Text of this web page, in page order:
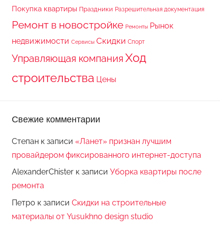
Покупка квартиры Праздники Разрешительная документация
Ремонт в новостройке Ремонты Рынок
недвижимости Сервисы Скидки Спорт
Управляющая компания Ход
строительства Цены
Свежие комментарии
Степан к записи «Ланет» признан лучшим
провайдером фиксированного интернет-доступа
AlexanderChister к записи Уборка квартиры после
ремонта
Петро к записи Скидки на строительные
материалы от Yusukhno design studio